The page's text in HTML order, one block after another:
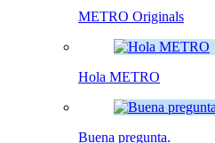
METRO Originals
Hola METRO
Buena pregunta.